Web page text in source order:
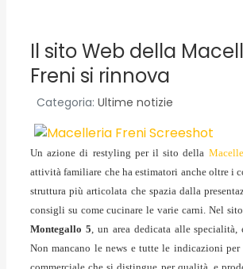
Il sito Web della
Freni si rinnova
Categoria: Ultime notizie
Un azione di restyling per il sito della
attività familiare che ha estimatori anche oltre i
struttura più articolata che spazia dalla
consigli su come cucinare le varie carni. Nel
Montegallo 5, un area dedicata alle specialità,
Non mancano le news e tutte le indicazioni